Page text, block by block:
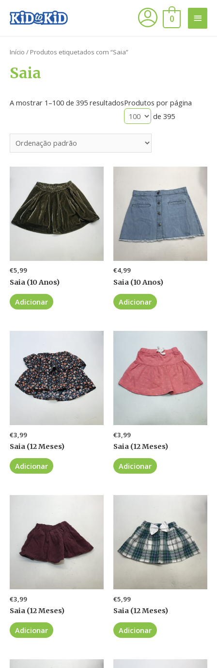
0
Início / Produtos etiquetados com “Saia”
Saia
A mostrar 1–100 de 395 resultadosProdutos por página
de 395
€5,99
Saia (10 Anos)
Adicionar
€4,99
Saia (10 Anos)
Adicionar
€3,99
Saia (12 Meses)
Adicionar
€3,99
Saia (12 Meses)
Adicionar
€3,99
Saia (12 Meses)
Adicionar
€5,99
Saia (12 Meses)
Adicionar